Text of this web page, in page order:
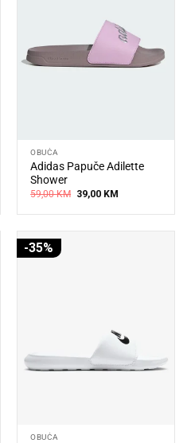
OBUĆA
Adidas Papuče Adilette
Shower
59,00KM Original
was:
39,00 KMCurrent
is:
-35%
OBUĆA